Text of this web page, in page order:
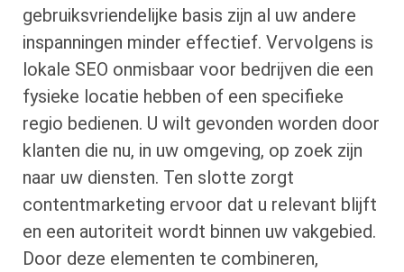
gebruiksvriendelijke basis zijn al uw andere
inspanningen minder effectief. Vervolgens is
lokale SEO onmisbaar voor bedrijven die een
fysieke locatie hebben of een specifieke
regio bedienen. U wilt gevonden worden door
klanten die nu, in uw omgeving, op zoek zijn
naar uw diensten. Ten slotte zorgt
contentmarketing ervoor dat u relevant blijft
en een autoriteit wordt binnen uw vakgebied.
Door deze elementen te combineren,